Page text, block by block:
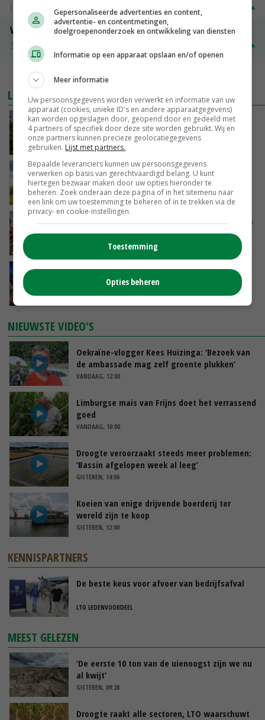
Groningen € 197,00
Volle melkpoeder
Zuivel NL
LAATSTE NIEUWS
Kamervragen over onttrekkingsverbod,
minister spreekt van ‘ondernemersrisico’
VANDAAG, 16:27
‘Rendement van Krullvarkens komt van de
overkant’
VANDAAG, 15:30
Oorlogen en El Niño stuwen voedselprijzen op
VANDAAG, 15:04
Nettowinst Royal A-ware onder druk ondanks
hogere omzet
VANDAAG, 14:35
NIEUWSTE VIDEO'S
Oekraïne-vlogger Kees Huizinga: ‘Bezoek van
de ambassade mag zelf groente plukken’
VANDAAG, 12:00
Limburgse mais van Frijns doet het verrassend
goed
VANDAAG, 10:00
Droogte veroorzaakt steeds meer problemen:
‘Bassin afgelopen week al leeg’
GISTEREN, 14:06
Koeien van enige drijvende boerderij ter
wereld zijn te koop
GISTEREN, 12:00
KENNISPARTNERS
De beste keus voor afvoer van bedrijfsafval
LTO LEDENVOORDEEL
MEEST GELEZEN
‘De eerste 10 ton van de uienoogst zijn we nu
al kwijt’
GISTEREN, 09:28
Droogte raakt alle sectoren, LTO waarschuwt
Gepersonaliseerde advertenties en content,
advertentie- en contentmetingen,
doelgroepenonderzoek en ontwikkeling van diensten
Informatie op een apparaat opslaan en/of openen
Meer informatie
Uw persoonsgegevens worden verwerkt en informatie van uw
apparaat (cookies, unieke ID's en andere apparaatgegevens)
kan worden opgeslagen door, geopend door en gedeeld met
4 partners of specifiek door deze site worden gebruikt. Wij en
onze partners kunnen precieze geolocatiegegevens
gebruiken. Lijst met partners.
Bepaalde leveranciers kunnen uw persoonsgegevens
verwerken op basis van gerechtvaardigd belang. U kunt
hiertegen bezwaar maken door uw opties hieronder te
beheren. Zoek onderaan deze pagina of in het sitemenu naar
een link om uw toestemming te beheren of in te trekken via de
privacy- en cookie-instellingen.
Toestemming
Opties beheren